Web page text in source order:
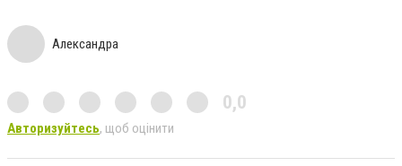
Александра
0,0
Авторизуйтесь, щоб оцінити